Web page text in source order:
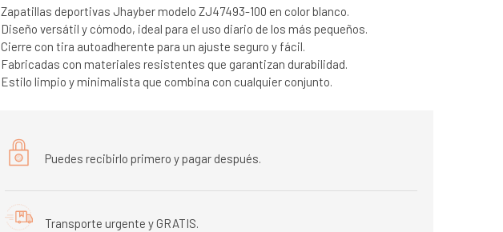
Zapatillas deportivas Jhayber modelo ZJ47493-100 en color blanco.
Diseño versátil y cómodo, ideal para el uso diario de los más pequeños.
Cierre con tira autoadherente para un ajuste seguro y fácil.
Fabricadas con materiales resistentes que garantizan durabilidad.
Estilo limpio y minimalista que combina con cualquier conjunto.
Puedes recibirlo primero y pagar después.
Transporte urgente y GRATIS.